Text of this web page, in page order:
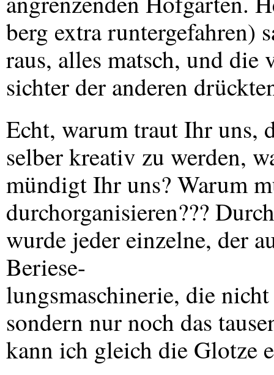
berg extra runtergefahren)
raus, alles matsch, und die
sichter der anderen
Echt, warum traut Ihr uns,
selber kreativ zu werden,
mündigt Ihr uns? Warum
durchorganisieren???
wurde jeder einzelne, der
Beriese-
lungsmaschinerie, die
sondern nur noch das
kann ich gleich die Glotze